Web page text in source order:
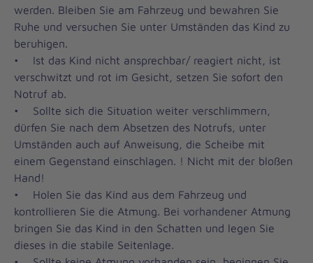
werden. Bleiben Sie am Fahrzeug und bewahren Sie
Ruhe und versuchen Sie unter Umständen das Kind zu
beruhigen.
• Ist das Kind nicht ansprechbar/ reagiert nicht, ist
verschwitzt und rot im Gesicht, setzen Sie sofort den
Notruf ab.
• Sollte sich die Situation weiter verschlimmern,
dürfen Sie nach dem Absetzen des Notrufs, unter
Umständen auch auf Anweisung, die Scheibe mit
einem Gegenstand einschlagen. ! Nicht mit der bloßen
Hand!
• Holen Sie das Kind aus dem Fahrzeug und
kontrollieren Sie die Atmung. Bei vorhandener Atmung
bringen Sie das Kind in den Schatten und legen Sie
dieses in die stabile Seitenlage.